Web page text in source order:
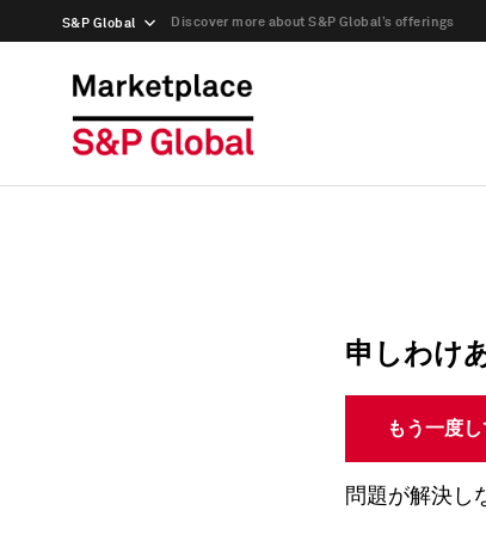
S&P Global Discover more about S&P Global’s offerings
申しわけ
もう一度
問題が解決し